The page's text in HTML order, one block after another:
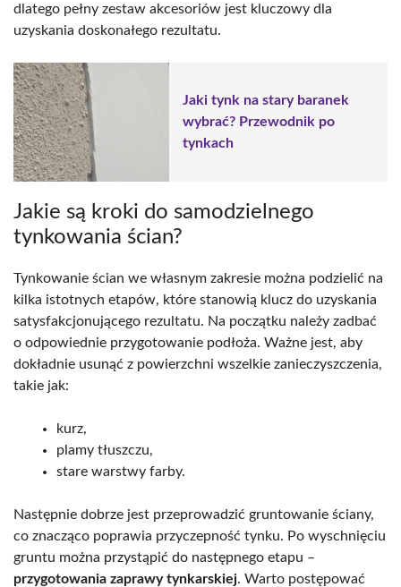
dlatego pełny zestaw akcesoriów jest kluczowy dla
uzyskania doskonałego rezultatu.
Jaki tynk na stary baranek
wybrać? Przewodnik po
tynkach
Jakie są kroki do samodzielnego
tynkowania ścian?
Tynkowanie ścian we własnym zakresie można podzielić na
kilka istotnych etapów, które stanowią klucz do uzyskania
satysfakcjonującego rezultatu. Na początku należy zadbać
o odpowiednie przygotowanie podłoża. Ważne jest, aby
dokładnie usunąć z powierzchni wszelkie zanieczyszczenia,
takie jak:
kurz,
plamy tłuszczu,
stare warstwy farby.
Następnie dobrze jest przeprowadzić gruntowanie ściany,
co znacząco poprawia przyczepność tynku. Po wyschnięciu
gruntu można przystąpić do następnego etapu –
przygotowania zaprawy tynkarskiej. Warto postępować